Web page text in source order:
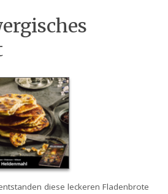
diese leckeren Fladenbrote